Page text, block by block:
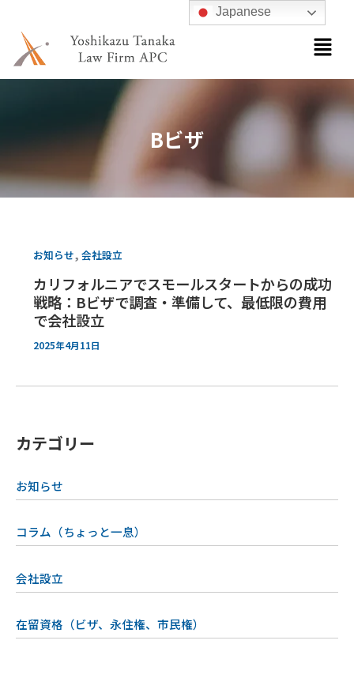
メ
ニ
ュ
ー
Bビザ
お知らせ, 会社設立
カリフォルニアでスモールスタートからの成功
戦略：Bビザで調査・準備して、最低限の費用
で会社設立
2025年4月11日
カテゴリー
お知らせ
コラム（ちょっと一息）
会社設立
在留資格（ビザ、永住権、市民権）
Japanese